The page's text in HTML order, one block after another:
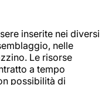
inserite nei diversi
nelle
Le risorse
a tempo
possibilità di